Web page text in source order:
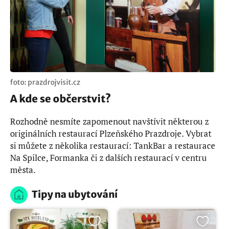
foto: prazdrojvisit.cz
A kde se občerstvit?
Rozhodně nesmíte zapomenout navštívit některou z
originálních restaurací Plzeňského Prazdroje. Vybrat
si můžete z několika restaurací: TankBar a restaurace
Na Spilce, Formanka či z dalších restaurací v centru
města.
Tipy na ubytování